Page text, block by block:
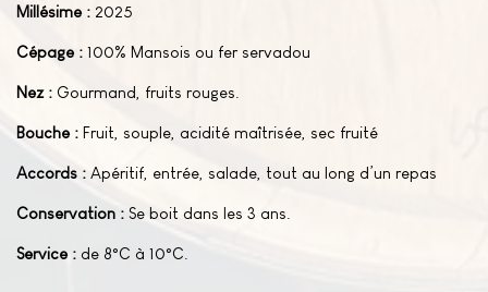
Millésime : 2025
Cépage : 100% Mansois ou fer servadou
Nez : Gourmand, fruits rouges.
Bouche : Fruit, souple, acidité maîtrisée, sec fruité
Accords : Apéritif, entrée, salade, tout au long d’un repas
Conservation : Se boit dans les 3 ans.
Service : de 8°C à 10°C.